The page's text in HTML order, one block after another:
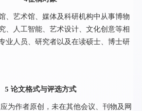
、艺术馆、媒体及科研机构中从事博物
、人工智能、艺术设计、文化创意等相
业人员、研究者以及在读硕士、博士研
5 论文格式与评选方式
为作者原创，未在其他会议、刊物及网